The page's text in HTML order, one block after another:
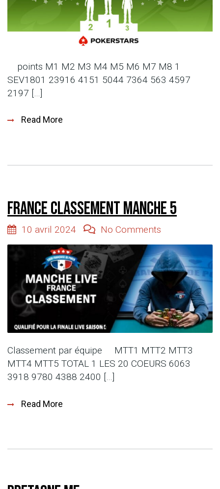
points M1 M2 M3 M4 M5 M6 M7 M8 1
SEV1801 23916 4151 5044 7364 563 4597
2197 […]
Read More
France classement manche 5
10 avril 2024 No Comments
Classement par équipe MTT1 MTT2 MTT3
MTT4 MTT5 TOTAL 1 LES 20 COEURS 6063
3918 9780 4388 2400 […]
Read More